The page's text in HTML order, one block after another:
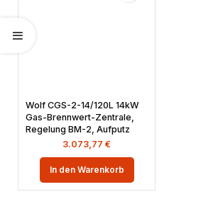
Wolf CGS-2-14/120L 14kW
Gas-Brennwert-Zentrale,
Regelung BM-2, Aufputz
3.073,77 €
In den Warenkorb